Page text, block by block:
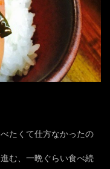
たくて仕方なかったの
む、一晩ぐらい食べ続